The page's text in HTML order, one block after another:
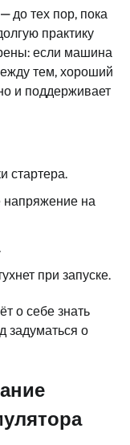
до тех пор, пока
практику
если машина
тем, хороший
и поддерживает
стартера.
напряжение на
при запуске.
о себе знать
задуматься о